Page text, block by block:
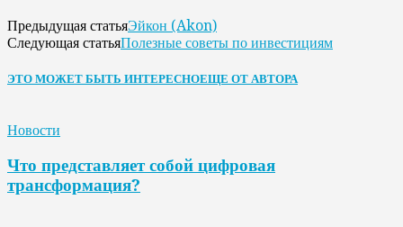
Предыдущая статьяЭйкон (Akon)
Следующая статьяПолезные советы по инвестициям
ЭТО МОЖЕТ БЫТЬ ИНТЕРЕСНОЕЩЕ ОТ АВТОРА
Новости
Что представляет собой цифровая
трансформация?